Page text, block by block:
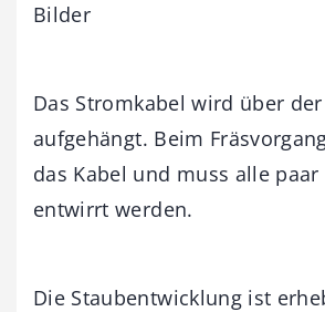
Bilder
Das Stromkabel wird über der
aufgehängt. Beim
das Kabel und muss alle
entwirrt werden.
Die Staubentwicklung ist